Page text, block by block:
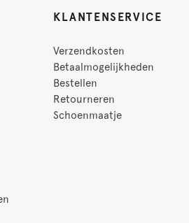
KLANTENSERVICE
Verzendkosten
Betaalmogelijkheden
Bestellen
Retourneren
Schoenmaatje